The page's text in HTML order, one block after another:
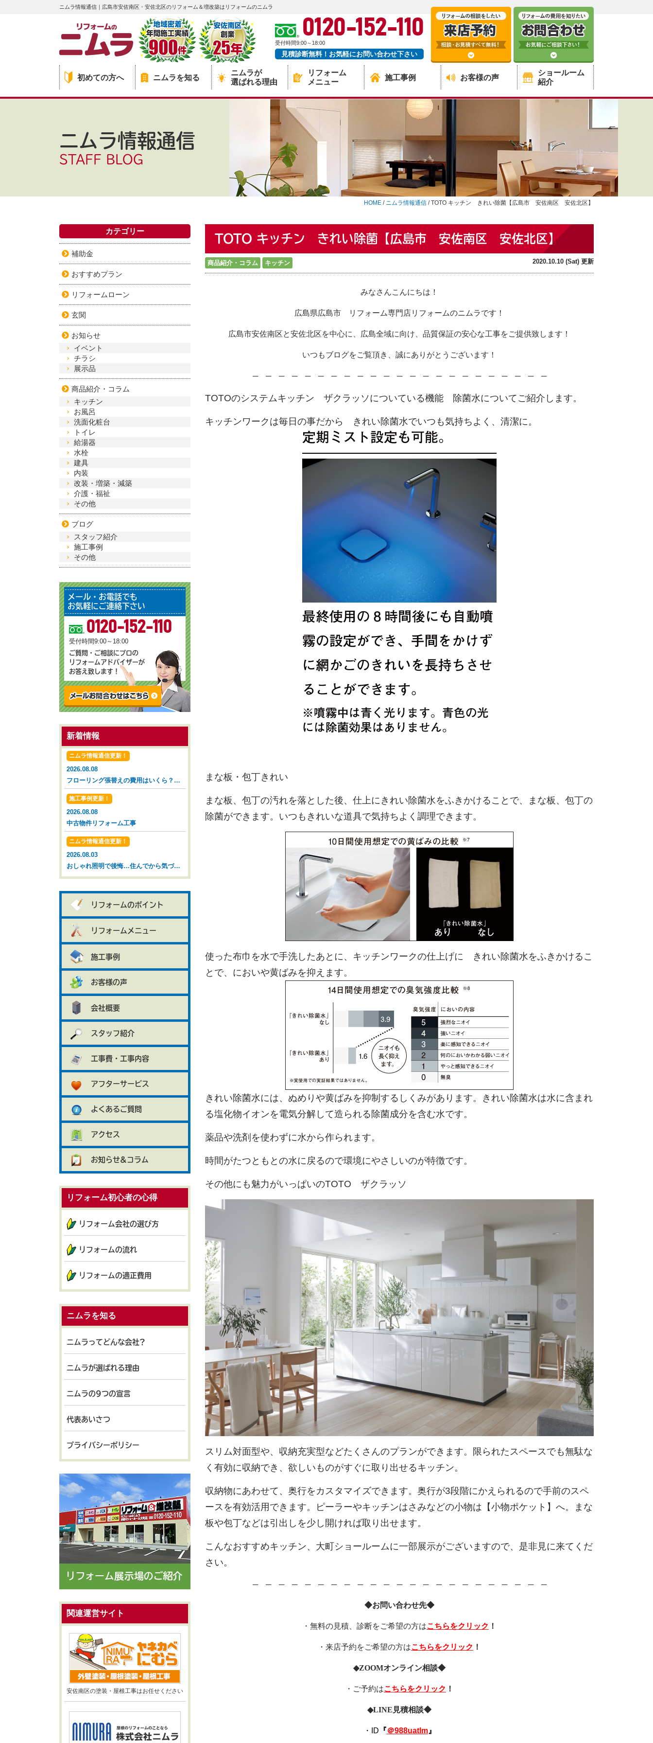
ニムラ情報通信｜広島市安佐南区・安佐北区のリフォーム＆増改築はリフォームのニムラ
0120-152-110
受付時間9:00～18:00
見積診断無料！お気軽にお問い合わせ下さい
初めての方へ ニムラを知る
ニムラが
選ばれる理由
リフォーム
メニュー
施工事例 お客様の声
ショールーム
紹介
ニムラ情報通信
STAFF BLOG
HOME / ニムラ情報通信 /TOTO キッチン きれい除菌【広島市 安佐南区 安佐北区】
TOTO キッチン きれい除菌【広島市 安佐南区 安佐北区】
商品紹介・コラム キッチン 2020.10.10 (Sat) 更新
みなさんこんにちは！
広島県広島市 リフォーム専門店リフォームのニムラです！
広島市安佐南区と安佐北区を中心に、広島全域に向け、品質保証の安心な工事をご提供致します！
いつもブログをご覧頂き、誠にありがとうございます！
─ ─ ─ ─ ─ ─ ─ ─ ─ ─ ─ ─ ─ ─ ─ ─ ─ ─ ─ ─ ─ ─ ─
TOTOのシステムキッチン ザクラッソについている機能 除菌水についてご紹介します。
キッチンワークは毎日の事だから きれい除菌水でいつも気持ちよく、清潔に。
まな板・包丁きれい
まな板、包丁の汚れを落とした後、仕上にきれい除菌水をふきかけることで、まな板、包丁の
除菌ができます。いつもきれいな道具で気持ちよく調理できます。
使った布巾を水で手洗したあとに、キッチンワークの仕上げに きれい除菌水をふきかけるこ
とで、においや黄ばみを抑えます。
きれい除菌水には、ぬめりや黄ばみを抑制するしくみがあります。きれい除菌水は水に含まれ
る塩化物イオンを電気分解して造られる除菌成分を含む水です。
薬品や洗剤を使わずに水から作られます。
時間がたつともとの水に戻るので環境にやさしいのが特徴です。
その他にも魅力がいっぱいのTOTO ザクラッソ
スリム対面型や、収納充実型などたくさんのプランができます。限られたスペースでも無駄な
く有効に収納でき、欲しいものがすぐに取り出せるキッチン。
収納物にあわせて、奥行をカスタマイズできます。奥行が3段階にかえられるので手前のスペ
ースを有効活用できます。ピーラーやキッチンはさみなどの小物は【小物ポケット】へ。まな
板や包丁などは引出しを少し開ければ取り出せます。
こんなおすすめキッチン、大町ショールームに一部展示がございますので、是非見に来てくだ
さい。
─ ─ ─ ─ ─ ─ ─ ─ ─ ─ ─ ─ ─ ─ ─ ─ ─ ─ ─ ─ ─ ─ ─
◆お問い合わせ先◆
・無料の見積、診断をご希望の方はこちらをクリック ！
・来店予約をご希望の方はこちらをクリック ！
◆ZOOMオンライン相談◆
・ご予約はこちらをクリック ！
◆LINE 見積相談◆
・ID 『＠988uatlm』
カテゴリー
補助金
おすすめプラン
リフォームローン
玄関
お知らせ
イベント
チラシ
展示品
商品紹介・コラム
キッチン
お風呂
洗面化粧台
トイレ
給湯器
水栓
建具
内装
改装・増築・減築
介護・福祉
その他
ブログ
スタッフ紹介
施工事例
その他
メール・お電話でも
お気軽にご連絡下さい
0120-152-110
受付時間9:00～18:00
ご質問・ご相談にプロの
リフォームアドバイザーが
お答え致します！
新着情報
ニムラ情報通信更新！
2026.08.08
フローリング張替えの費用はいくら？タイミングと相場を解説【広島市 安佐南区 安佐北区】
施工事例更新！
2026.08.08
中古物件リフォーム工事
ニムラ情報通信更新！
2026.08.03
おしゃれ照明で後悔…住んでから気づいた落とし穴【広島市 安佐南区 安佐北区】
リフォームのポイント
リフォームメニュー
施工事例
お客様の声
会社概要
スタッフ紹介
工事費・工事内容
アフターサービス
よくあるご質問
アクセス
お知らせ&コラム
リフォーム初心者の心得
リフォーム会社の選び方
リフォームの流れ
リフォームの適正費用
ニムラを知る
ニムラってどんな会社?
ニムラが選ばれる理由
ニムラの9つの宣言
代表あいさつ
プライバシーポリシー
関連運営サイト
安佐南区の塗装・屋根工事はお任せください